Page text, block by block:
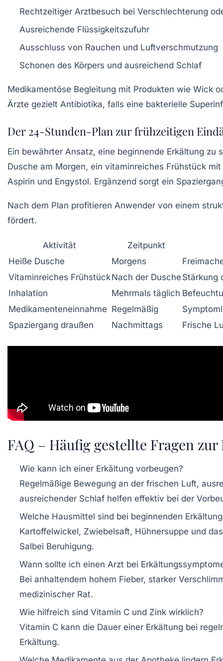
Rechtzeitiger Arztbesuch bei Verschlechterung
Ausreichende Flüssigkeitszufuhr
Ausschluss von Rauchen und Luftverschmutzung
Schonen des Körpers und ausreichend Schlaf
Medikamentöse Begleitung mit Produkten wie Wick
Ärzte gezielt Antibiotika, falls eine bakterielle
Der 24-Stunden-Plan zur frühzeitigen
Ein bewährter Ansatz, eine beginnende Erkältung
Dusche am Morgen, ein vitaminreiches Frühstück
Aspirin und Engystol. Ergänzend sorgt ein
Nach dem Plan profitieren Anwender von einem
fördert.
Aktivität
Zeitpunkt
Heiße Dusche
Morgens
Vitaminreiches FrühstückNach der Dusche Stärkung
Inhalation
Mehrmals täglich
Medikamenteneinnahme Regelmäßig
Spaziergang draußen
Nachmittags Frische
FAQ – Häufig gestellte Fragen
Wie kann ich einer Erkältung vorbeugen?
Regelmäßige Bewegung an der frischen Luft,
ausreichender Schlaf helfen effektiv bei der
Welche Hausmittel sind bei beginnenden
Kartoffelwickel, Zwiebelsaft, Hühnersuppe und
Salbei Beruhigung.
Wann sollte ich einen Arzt bei
Bei anhaltendem hohem Fieber, starker
medizinischer Rat.
Wie hilfreich sind Vitamin C und Zink wirklich?
Vitamin C kann die Dauer einer Erkältung bei
Erkältung.